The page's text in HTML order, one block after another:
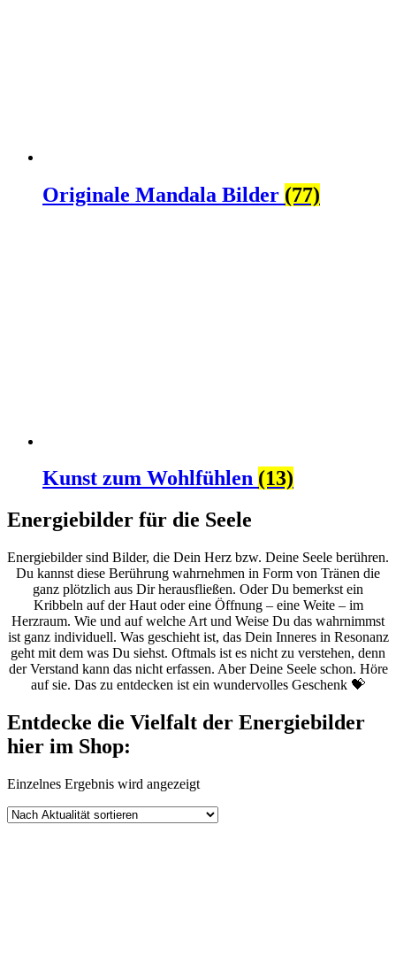
Originale Mandala Bilder (77)
Kunst zum Wohlfühlen (13)
Energiebilder für die Seele
Energiebilder sind Bilder, die Dein Herz bzw. Deine Seele berühren.
Du kannst diese Berührung wahrnehmen in Form von Tränen die
ganz plötzlich aus Dir herausfließen. Oder Du bemerkst ein
Kribbeln auf der Haut oder eine Öffnung – eine Weite – im
Herzraum. Wie und auf welche Art und Weise Du das wahrnimmst
ist ganz individuell. Was geschieht ist, das Dein Inneres in Resonanz
geht mit dem was Du siehst. Oftmals ist es nicht zu verstehen, denn
der Verstand kann das nicht erfassen. Aber Deine Seele schon. Höre
auf sie. Das zu entdecken ist ein wundervolles Geschenk 💝
Entdecke die Vielfalt der Energiebilder
hier im Shop:
Einzelnes Ergebnis wird angezeigt